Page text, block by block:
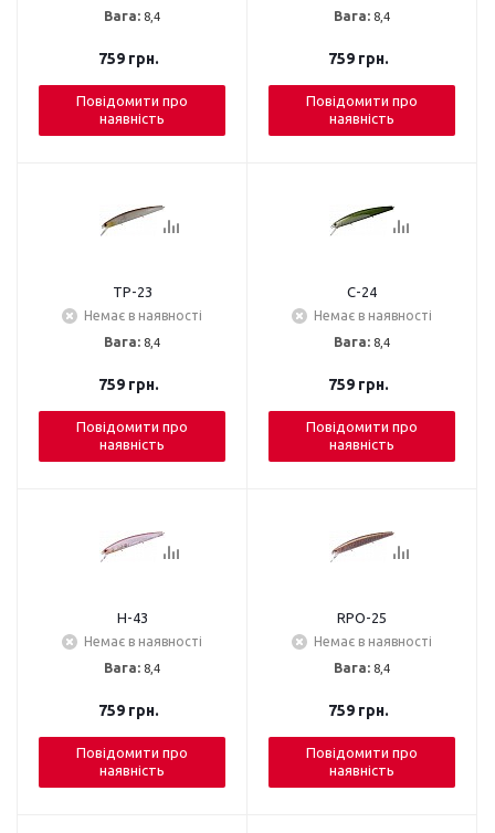
Вага: 8,4
759грн.
Повідомити про
наявність
Вага: 8,4
759грн.
Повідомити про
наявність
TP-23
Немає в наявності
Вага: 8,4
759грн.
Повідомити про
наявність
C-24
Немає в наявності
Вага: 8,4
759грн.
Повідомити про
наявність
H-43
Немає в наявності
Вага: 8,4
759грн.
Повідомити про
наявність
RPO-25
Немає в наявності
Вага: 8,4
759грн.
Повідомити про
наявність